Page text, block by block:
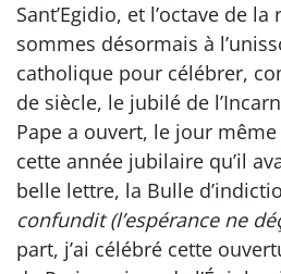
Sant’Egidio, et l’octave de
sommes désormais à
catholique pour célébrer,
de siècle, le jubilé de
Pape a ouvert, le jour
cette année jubilaire qu’il
belle lettre, la Bulle
confundit (l’espérance ne
part, j’ai célébré cette